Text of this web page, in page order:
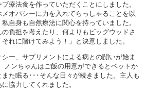
療法食を作っていただくことにしました。
オパシーに力を入れてらっしゃることを以
自身も自然療法に関心を持っていました。
負担を考えたり、何よりもビッグウッドさ
れに賭けてみよう！」と決意しました。
ー、サプリメントによる病との闘いが始ま
ノンちゃんはご飯の用意ができるとベットか
た眠る･･･そんな日々が続きました。主人も
協力してくれました。